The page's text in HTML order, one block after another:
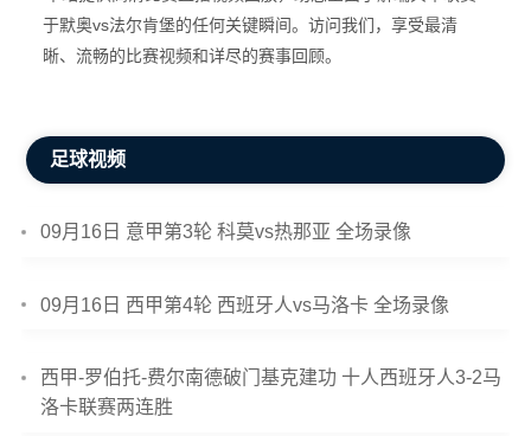
于默奥vs法尔肯堡的任何关键瞬间。访问我们，享受最清
晰、流畅的比赛视频和详尽的赛事回顾。
足球视频
09月16日 意甲第3轮 科莫vs热那亚 全场录像
09月16日 西甲第4轮 西班牙人vs马洛卡 全场录像
西甲-罗伯托-费尔南德破门基克建功 十人西班牙人3-2马
洛卡联赛两连胜